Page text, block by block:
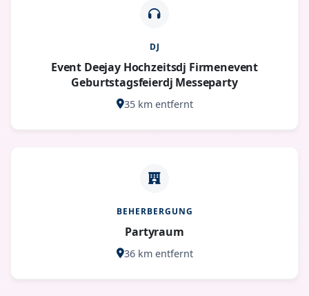
DJ
Event Deejay Hochzeitsdj Firmenevent
Geburtstagsfeierdj Messeparty
35 km entfernt
BEHERBERGUNG
Partyraum
36 km entfernt